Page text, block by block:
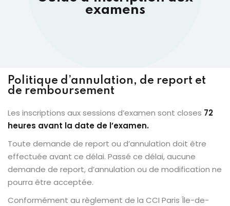
examens
Politique d’annulation, de report et
de remboursement
Les inscriptions aux sessions d’examen sont closes 72
heures avant la date de l’examen.
Toute demande de report ou d’annulation doit être
effectuée avant ce délai. Passé ce délai, aucune
demande de report, d’annulation ou de modification ne
pourra être acceptée.
Conformément au règlement de la CCI Paris Île-de-